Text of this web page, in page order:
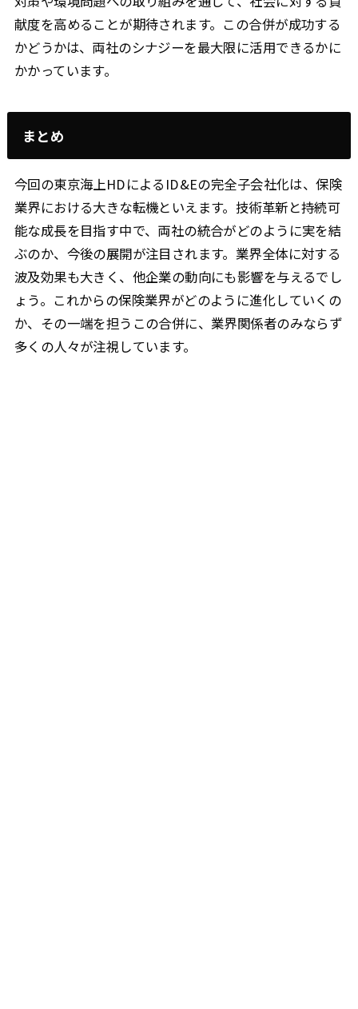
献度を高めることが期待されます。この合併が成功する
かどうかは、両社のシナジーを最大限に活用できるかに
かかっています。
まとめ
今回の東京海上HDによるID&Eの完全子会社化は、保険
業界における大きな転機といえます。技術革新と持続可
能な成長を目指す中で、両社の統合がどのように実を結
ぶのか、今後の展開が注目されます。業界全体に対する
波及効果も大きく、他企業の動向にも影響を与えるでし
ょう。これからの保険業界がどのように進化していくの
か、その一端を担うこの合併に、業界関係者のみならず
多くの人々が注視しています。